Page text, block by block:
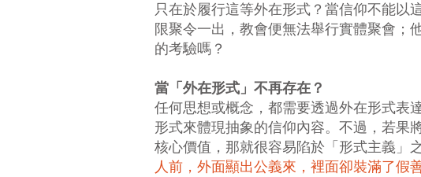
只在於履行這等外在形式？當信仰不能以
限聚令一出，教會便無法舉行實體聚會；
的考驗嗎？
當「外在形式」不再存在？
任何思想或概念，都需要透過外在形式表
形式來體現抽象的信仰內容。不過，若果
核心價值，那就很容易陷於「形式主義」
人前，外面顯出公義來，裡面卻裝滿了假